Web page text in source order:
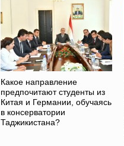
Какое направление
предпочитают студенты из
Китая и Германии, обучаясь
в консерватории
Таджикистана?